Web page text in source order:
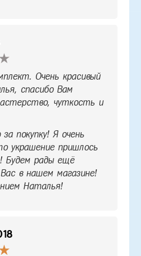
Очень красивый
спасибо Вам
чуткость и
за покупку! Я очень
украшение пришлось
Будем рады ещё
в нашем магазине!
Наталья!